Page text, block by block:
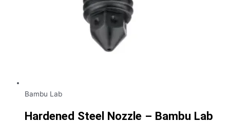
Bambu Lab
Hardened Steel Nozzle – Bambu Lab